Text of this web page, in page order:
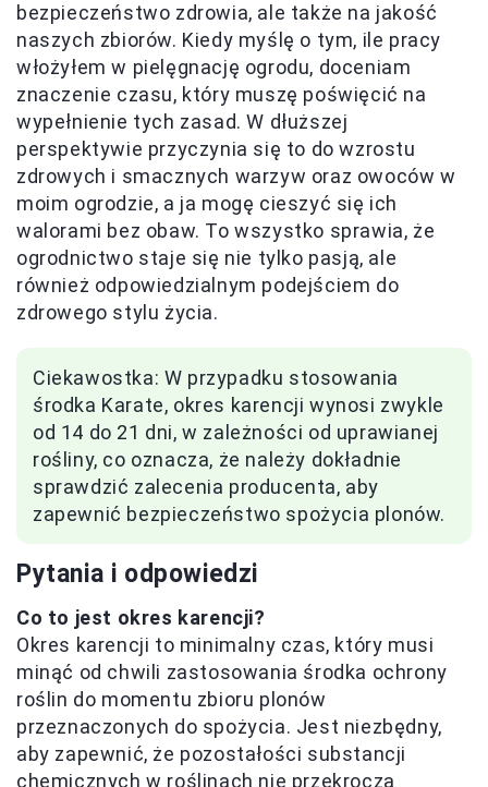
bezpieczeństwo zdrowia, ale także na jakość
naszych zbiorów. Kiedy myślę o tym, ile pracy
włożyłem w pielęgnację ogrodu, doceniam
znaczenie czasu, który muszę poświęcić na
wypełnienie tych zasad. W dłuższej
perspektywie przyczynia się to do wzrostu
zdrowych i smacznych warzyw oraz owoców w
moim ogrodzie, a ja mogę cieszyć się ich
walorami bez obaw. To wszystko sprawia, że
ogrodnictwo staje się nie tylko pasją, ale
również odpowiedzialnym podejściem do
zdrowego stylu życia.
Ciekawostka: W przypadku stosowania
środka Karate, okres karencji wynosi zwykle
od 14 do 21 dni, w zależności od uprawianej
rośliny, co oznacza, że należy dokładnie
sprawdzić zalecenia producenta, aby
zapewnić bezpieczeństwo spożycia plonów.
Pytania i odpowiedzi
Co to jest okres karencji?
Okres karencji to minimalny czas, który musi
minąć od chwili zastosowania środka ochrony
roślin do momentu zbioru plonów
przeznaczonych do spożycia. Jest niezbędny,
aby zapewnić, że pozostałości substancji
chemicznych w roślinach nie przekroczą